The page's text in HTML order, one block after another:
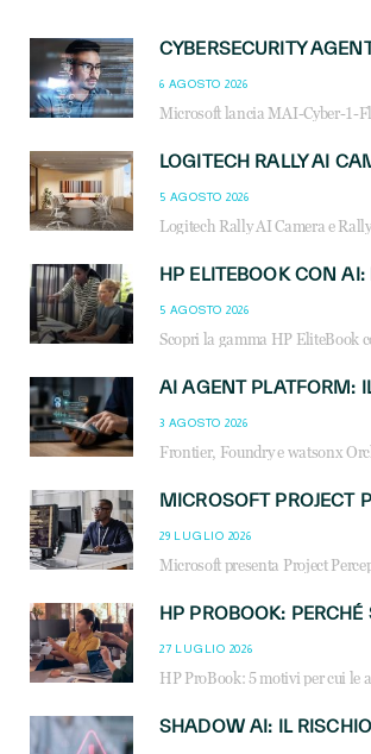
6 AGOSTO 2026
5 AGOSTO 2026
5 AGOSTO 2026
3 AGOSTO 2026
29 LUGLIO 2026
27 LUGLIO 2026